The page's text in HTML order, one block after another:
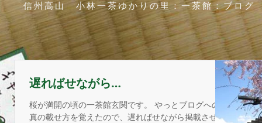
信州高山 小林一茶ゆかりの里：一茶館：ブログ
遅ればせながら…
桜が満開の頃の一茶館玄関です。 やっとブログへの写
真の載せ方を覚えたので、遅ればせながら掲載させて